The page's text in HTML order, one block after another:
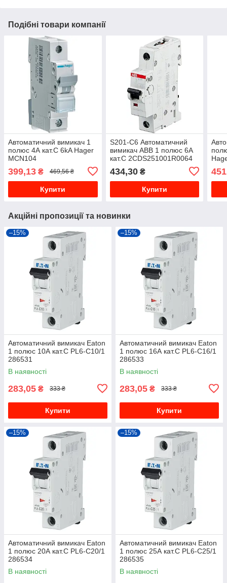
Подібні товари компанії
Автоматичний вимикач 1
полюс 4А кат.C 6kA Hager
MCN104
399,13 ₴ 469,56 ₴
Купити
S201-C6 Автоматичний
вимикач ABB 1 полюс 6А
кат.C 2CDS251001R0064
434,30₴
Купити
Акційні пропозиції та новинки
–15%
Автоматичний вимикач Eaton
1 полюс 10А кат.C PL6-C10/1
286531
В наявності
283,05 ₴ 333 ₴
Купити
–15%
Автоматичний вимикач Eaton
1 полюс 16А кат.C PL6-C16/1
286533
В наявності
283,05 ₴ 333 ₴
Купити
–15%
Автоматичний вимикач Eaton
1 полюс 20А кат.C PL6-C20/1
286534
В наявності
–15%
Автоматичний вимикач Eaton
1 полюс 25А кат.C PL6-C25/1
286535
В наявності